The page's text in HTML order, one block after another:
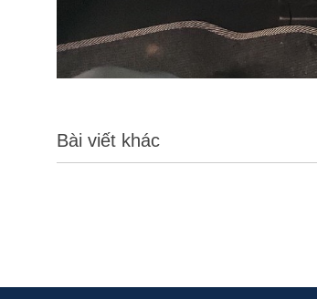
Bài viết khác